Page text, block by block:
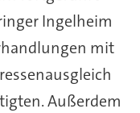
Ingelheim
mit
Außerdem